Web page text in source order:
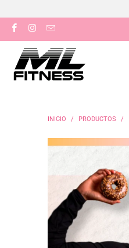
INICIO / PRODUCTOS /